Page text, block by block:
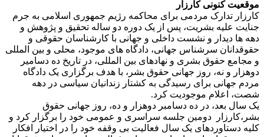
موقعیت کنونی کارزار
کارزار تدارک مردمی برای محاکمه رژیم جمهوری اسلامی به جرم
جنایت علیه بشریت، پس از یک دوره دو ساله تحقیق و پژوهش و
دهه ها دیدار و نشست داخلی و جهانی با کارشناسان حقوقی و
حقوقدانان سرشناس جهانی، دادگاه های موجود، محلی و بین المللی
و مجامع حقوق بشری و نهادهای بین المللی، در تاریخ ده دسامیر
دوهزار و نه، روز جهانی حقوق بشر، با هدف برگزاری یک دادگاه
مردم جهانی برای رسیدگی به کشتار زندانیان سیاسی در دهه
شصت، اعلام موجودیت کرد.
یک سال بعد، در ده دسامبر دوهزار و ده، روز جهانی حقوق
بشر،کارزار دومین جلسه سراسری و عمومی خود را برگزار کرد و
کلیه دستاوردهای یک سال فعالیت بی وقفه خود را در اختیار افکار